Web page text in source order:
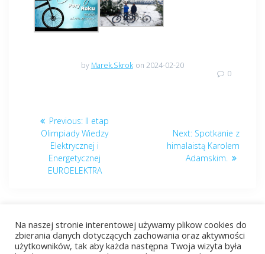
by Marek.Skrok on 2024-02-20
0
Nawigacja
wpisu
Previous: Previous
post:
II etap
Olimpiady Wiedzy
Elektrycznej i
Energetycznej
EUROELEKTRA
Next: Next
post:
Spotkanie z
himalaistą Karolem
Adamskim.
Na naszej stronie interentowej używamy plikow cookies do
zbierania danych dotyczących zachowania oraz aktywności
użytkowników, tak aby każda następna Twoja wizyta była